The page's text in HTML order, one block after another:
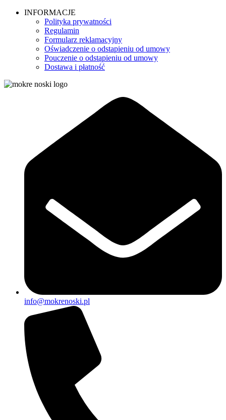
INFORMACJE
Polityka prywatności
Regulamin
Formularz reklamacyjny
Oświadczenie o odstapieniu od umowy
Pouczenie o odstąpieniu od umowy
Dostawa i płatność
info@mokrenoski.pl